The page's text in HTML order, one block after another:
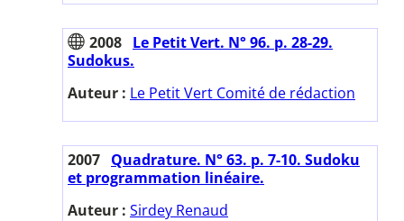
2008 Le Petit Vert. N° 96. p. 28-29.
Sudokus.
Auteur : Le Petit Vert Comité de rédaction
2007 Quadrature. N° 63. p. 7-10. Sudoku
et programmation linéaire.
Auteur : Sirdey Renaud